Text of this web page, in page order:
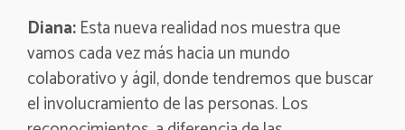
Diana:Esta nueva realidad nos muestra que
vamos cada vez más hacia un mundo
colaborativo y ágil, donde tendremos que buscar
el involucramiento de las personas. Los